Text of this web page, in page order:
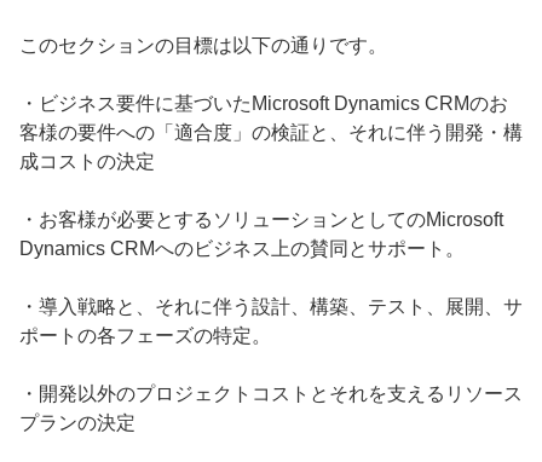
このセクションの目標は以下の通りです。
・ビジネス要件に基づいたMicrosoft Dynamics CRMのお
客様の要件への「適合度」の検証と、それに伴う開発・構
成コストの決定
・お客様が必要とするソリューションとしてのMicrosoft
Dynamics CRMへのビジネス上の賛同とサポート。
・導入戦略と、それに伴う設計、構築、テスト、展開、サ
ポートの各フェーズの特定。
・開発以外のプロジェクトコストとそれを支えるリソース
プランの決定